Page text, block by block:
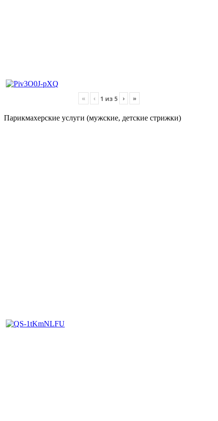
« ‹ 1 из 5 › »
Парикмахерские услуги (мужские, детские стрижки)